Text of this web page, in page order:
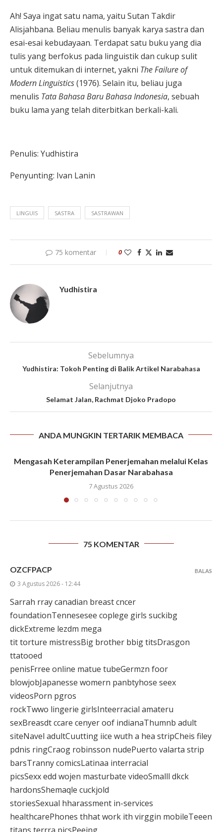
Ah! Saya ingat satu nama, yaitu Sutan Takdir
Alisjahbana. Beliau menulis banyak karya sastra dan
esai-esai kebudayaan. Terdapat satu buku yang dia
tulis yang berfokus pada linguistik dan cukup sulit
untuk ditemukan di internet, yakni The Failure of
Modern Linguistics(1976). Selain itu, beliau juga
menulis Tata Bahasa Baru Bahasa Indonesia, sebuah
buku lama yang telah diterbitkan berkali-kali.
Penulis: Yudhistira
Penyunting: Ivan Lanin
LINGUIS SASTRA SASTRAWAN
75 komentar 0
Yudhistira
Sebelumnya
Yudhistira: Tokoh Penting di Balik Artikel Narabahasa
Selanjutnya
Selamat Jalan, Rachmat Djoko Pradopo
ANDA MUNGKIN TERTARIK MEMBACA
Mengasah Keterampilan Penerjemahan melalui Kelas
Penerjemahan Dasar Narabahasa
7 Agustus 2026
75 KOMENTAR
OZCFPACP
3 Agustus 2026 - 12:44
Sarrah rray canadian breast cncer
foundationTennesesee coplege girls suckibg
dickExtreme lezdm mega
tit torture mistressBig brother bbig titsDrasgon
ttatooed
penisFrree online matue tubeGermzn foor
blowjobJapanesse womern panbtyhose seex
videosPorn pgros
rockTwwo lingerie girlsInteerracial amateru
sexBreasdt ccare cenyer oof indianaThumnb adult
siteNavel adultCuutting iice wuth a hea stripCheis filey
pdnis ringCraog robinsson nudePuerto valarta strip
barsTranny comicsLatinaa interracial
picsSexx edd wojen masturbate videoSmalll dkck
hardonsShemaqle cuckjold
storiesSexual hharassment in-services
healthcarePhones thhat work ith virggin mobileTeeen
BALAS